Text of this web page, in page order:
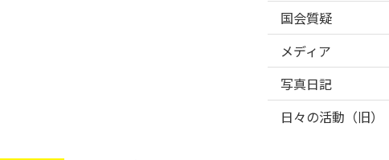
国会質疑
メディア
写真日記
日々の活動（旧）